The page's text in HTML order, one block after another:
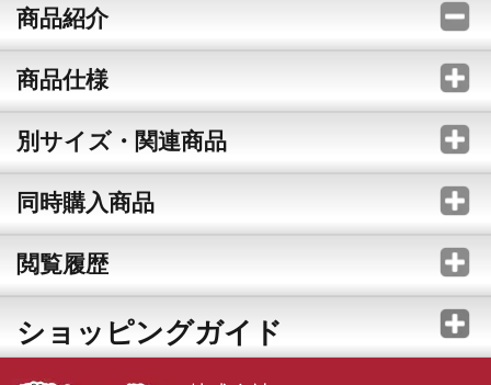
商品紹介
商品仕様
別サイズ・関連商品
同時購入商品
閲覧履歴
ショッピングガイド